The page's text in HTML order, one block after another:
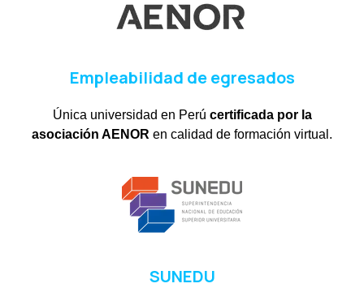
Empleabilidad de egresados
Única universidad en Perú certificada por la
asociación AENOR en calidad de formación virtual.
SUNEDU